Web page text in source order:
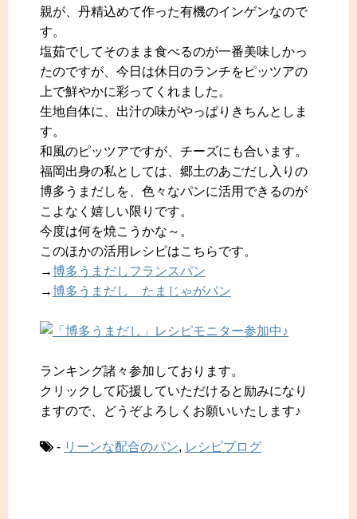
親が、丹精込めて作った有機のインゲンなので
す。
塩茹でしてそのまま食べるのが一番美味しかっ
たのですが、今日は休日のランチをピッツアの
上で鮮やかに彩ってくれました。
生地自体に、出汁の味がやっぱりきちんとしま
す。
和風のピッツアですが、チーズにも合います。
福岡出身の私としては、郷土のあごだし入りの
博多うまだしを、色々なパンに活用できるのが
こよなく嬉しい限りです。
今度は何を焼こうかな～。
このほかの活用レシピはこちらです。
→博多うまだしフランスパン
→博多うまだし たまじゃがパン
ランキング諸々参加しております。
クリックして応援していただけると励みになり
ますので、どうぞよろしくお願いいたします♪
- リーンな配合のパン, レシピブログ